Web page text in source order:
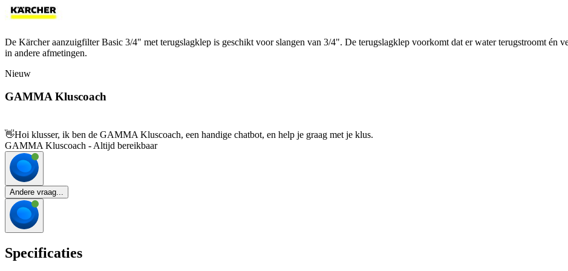
De Kärcher aanzuigfilter Basic 3/4" met terugslagklep is geschikt voor slangen van 3/4". De terugslagklep voorkomt dat er water terugstroomt én
in andere afmetingen.
Nieuw
GAMMA Kluscoach
👋Hoi klusser, ik ben de GAMMA Kluscoach, een handige chatbot, en help je graag met je klus.
GAMMA Kluscoach - Altijd bereikbaar
Andere vraag...
Specificaties